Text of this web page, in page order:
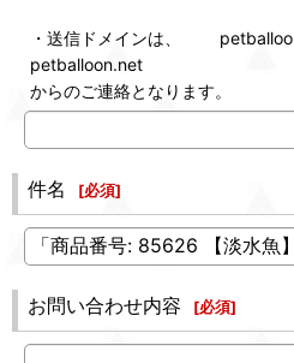
・送信ドメインは、
petballoon.net
からのご連絡となります。
件名 [必須]
お問い合わせ内容 [必須]